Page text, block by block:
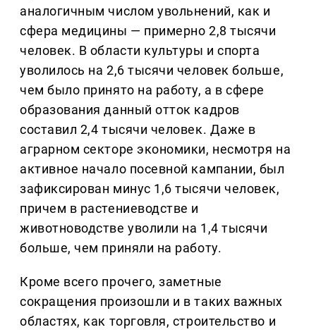
аналогичным числом увольнений, как и
сфера медицины — примерно 2,8 тысячи
человек. В области культуры и спорта
уволилось на 2,6 тысячи человек больше,
чем было принято на работу, а в сфере
образования данный отток кадров
составил 2,4 тысячи человек. Даже в
аграрном секторе экономики, несмотря на
активное начало посевной кампании, был
зафиксирован минус 1,6 тысячи человек,
причем в растениеводстве и
животноводстве уволили на 1,4 тысячи
больше, чем приняли на работу.
Кроме всего прочего, заметные
сокращения произошли и в таких важных
областях, как торговля, строительство и